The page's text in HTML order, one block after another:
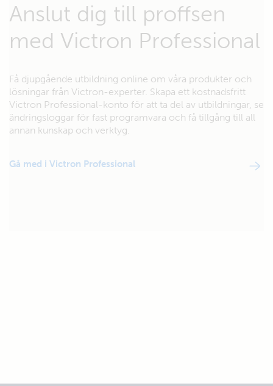
Anslut dig till proffsen
med Victron Professional
Få djupgående utbildning online om våra produkter och
lösningar från Victron-experter. Skapa ett kostnadsfritt
Victron Professional-konto för att ta del av utbildningar, se
ändringsloggar för fast programvara och få tillgång till all
annan kunskap och verktyg.
Gå med i Victron Professional